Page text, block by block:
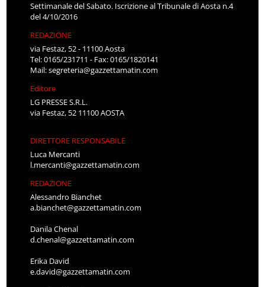
Settimanale del Sabato. Iscrizione al Tribunale di Aosta n.4
del 4/10/2016
REDAZIONE
via Festaz, 52 - 11100 Aosta
Tel: 0165/231711 - Fax: 0165/1820141
Mail:segreteria@gazzettamatin.com
Editore
LG PRESSE S.R.L.
via Festaz, 52 11100 AOSTA
DIRETTORE RESPONSABILE
Luca Mercanti
l.mercanti@gazzettamatin.com
REDAZIONE
Alessandro Bianchet
a.bianchet@gazzettamatin.com
Danila Chenal
d.chenal@gazzettamatin.com
Erika David
e.david@gazzettamatin.com